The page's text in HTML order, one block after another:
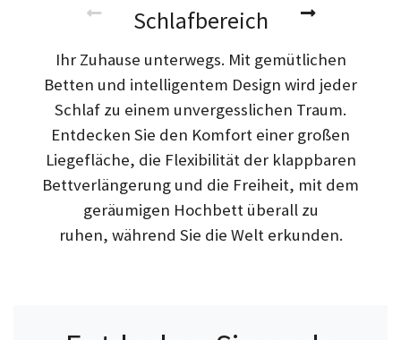
Schlafbereich
Ihr Zuhause unterwegs. Mit gemütlichen
Betten und intelligentem Design wird jeder
Schlaf zu einem unvergesslichen Traum.
Entdecken Sie den Komfort einer großen
Liegefläche, die Flexibilität der klappbaren
Bettverlängerung und die Freiheit, mit dem
geräumigen Hochbett überall zu
ruhen, während Sie die Welt erkunden.